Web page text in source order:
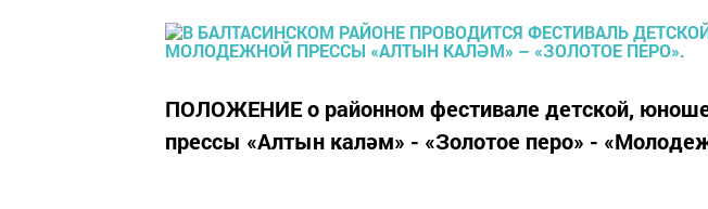
ПОЛОЖЕНИЕ о районном фестивале детской,
прессы «Алтын каләм» - «Золотое перо» -